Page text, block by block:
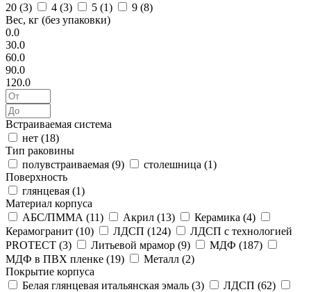
20 (3) 4 (3) 5 (1) 9 (8)
Вес, кг (без упаковки)
0.0
30.0
60.0
90.0
120.0
Встраиваемая система
нет (18)
Тип раковины
полувстраиваемая (9) столешница (1)
Поверхность
глянцевая (1)
Материал корпуса
АБС/ПММА (11) Акрил (13) Керамика (4)
Керамогранит (10) ЛДСП (124)
ЛДСП с технологией
PROTECT (3) Литьевой мрамор (9) МДФ (187)
МДФ в ПВХ пленке (19) Металл (2)
Покрытие корпуса
Белая глянцевая итальянская эмаль (3) ЛДСП (62)